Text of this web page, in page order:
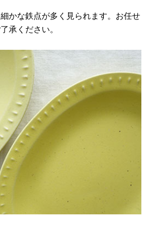
かな鉄点が多く見られます。お任せ
承ください。